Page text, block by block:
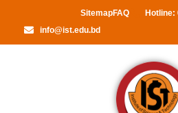
SitemapFAQ
Hotline:
info@ist.edu.bd